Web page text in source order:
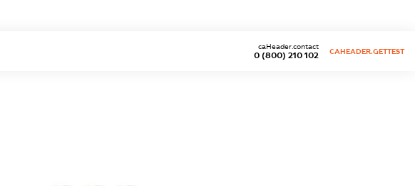
0 (800) 210 102
caHeader.contact
CAHEADER.GETTEST